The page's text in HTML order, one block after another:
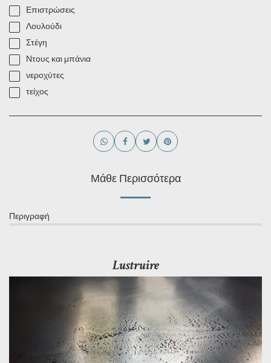
Επιστρώσεις
Λουλούδι
Στέγη
Ντους και μπάνια
νεροχύτες
τείχος
Μάθε Περισσότερα
Περιγραφή
Lustruire